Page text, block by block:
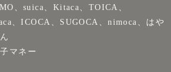
、suica、Kitaca、TOICA、
、ICOCA、SUGOCA、nimoca、はや
マネー